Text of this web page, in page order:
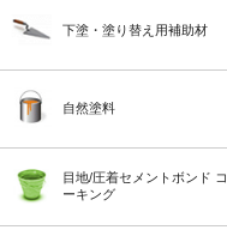
下塗・塗り替え用補助材
自然塗料
目地/圧着セメントボンド コ
ーキング